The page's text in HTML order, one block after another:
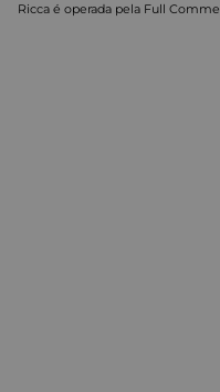
Ricca é operada pela Full